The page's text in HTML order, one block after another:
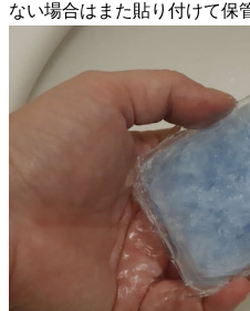
ない場合はまた貼り付けて保